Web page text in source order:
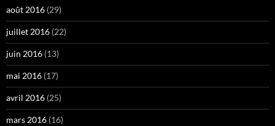
août 2016 (29)
juillet 2016 (22)
juin 2016 (13)
mai 2016 (17)
avril 2016 (25)
mars 2016 (16)